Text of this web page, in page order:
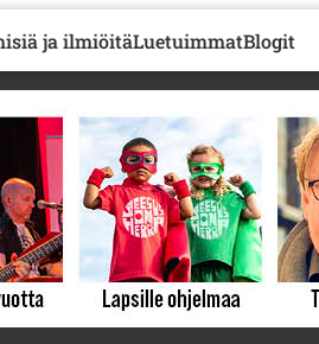
ja ilmiöitäLuetuimmatBlogit